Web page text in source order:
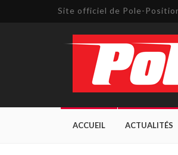
Site officiel de Pole-
ACCUEIL ACTUALITÉS